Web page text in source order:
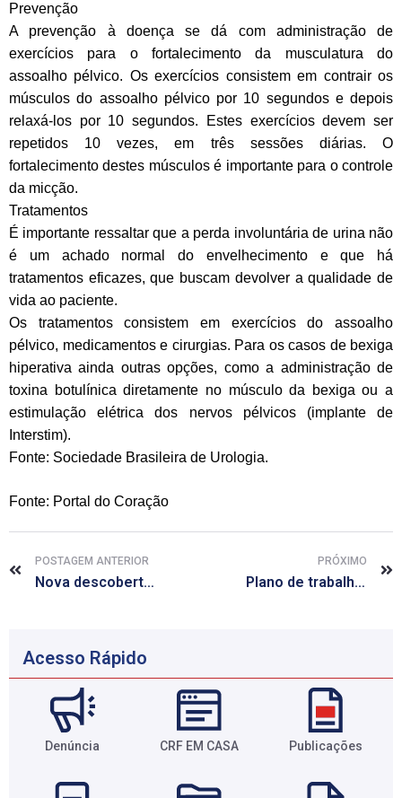
Prevenção
A prevenção à doença se dá com administração de
exercícios para o fortalecimento da musculatura do
assoalho pélvico. Os exercícios consistem em contrair os
músculos do assoalho pélvico por 10 segundos e depois
relaxá-los por 10 segundos. Estes exercícios devem ser
repetidos 10 vezes, em três sessões diárias. O
fortalecimento destes músculos é importante para o controle
da micção.
Tratamentos
É importante ressaltar que a perda involuntária de urina não
é um achado normal do envelhecimento e que há
tratamentos eficazes, que buscam devolver a qualidade de
vida ao paciente.
Os tratamentos consistem em exercícios do assoalho
pélvico, medicamentos e cirurgias. Para os casos de bexiga
hiperativa ainda outras opções, como a administração de
toxina botulínica diretamente no músculo da bexiga ou a
estimulação elétrica dos nervos pélvicos (implante de
Interstim).
Fonte: Sociedade Brasileira de Urologia.
Fonte: Portal do Coração
POSTAGEM ANTERIOR
Nova descoberta pode levar à cura de Alzheimer
PRÓXIMO
Plano de trabalho relata caos existente na saúde pública de Maceió
Acesso Rápido
Denúncia CRF EM CASA Publicações